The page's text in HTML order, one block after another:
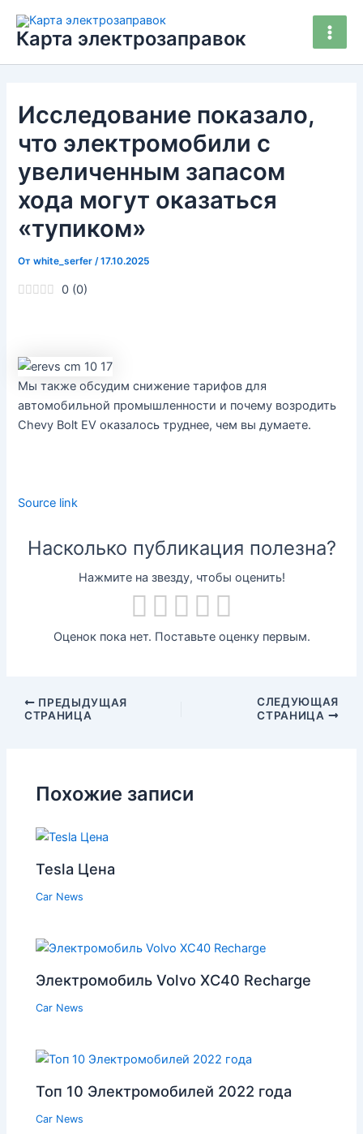
содержимому
Карта электрозаправок
Main
Исследование показало,
что электромобили с
увеличенным запасом
хода могут оказаться
«тупиком»
Отwhite_serfer /17.10.2025
0 (0)
Мы также обсудим снижение тарифов для
автомобильной промышленности и почему возродить
Chevy Bolt EV оказалось труднее, чем вы думаете.
Source link
Насколько публикация полезна?
Нажмите на звезду, чтобы оценить!
Оценок пока нет. Поставьте оценку первым.
ПРЕДЫДУЩАЯ
СТРАНИЦА
СЛЕДУЮЩАЯ
СТРАНИЦА
Похожие записи
Tesla Цена
Car News
Электромобиль Volvo XC40 Recharge
Car News
Топ 10 Электромобилей 2022 года
Car News